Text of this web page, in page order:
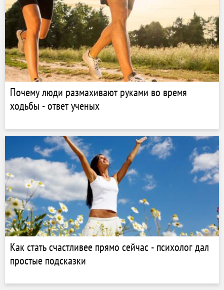
Почему люди размахивают руками во время
ходьбы - ответ ученых
Как стать счастливее прямо сейчас - психолог дал
простые подсказки